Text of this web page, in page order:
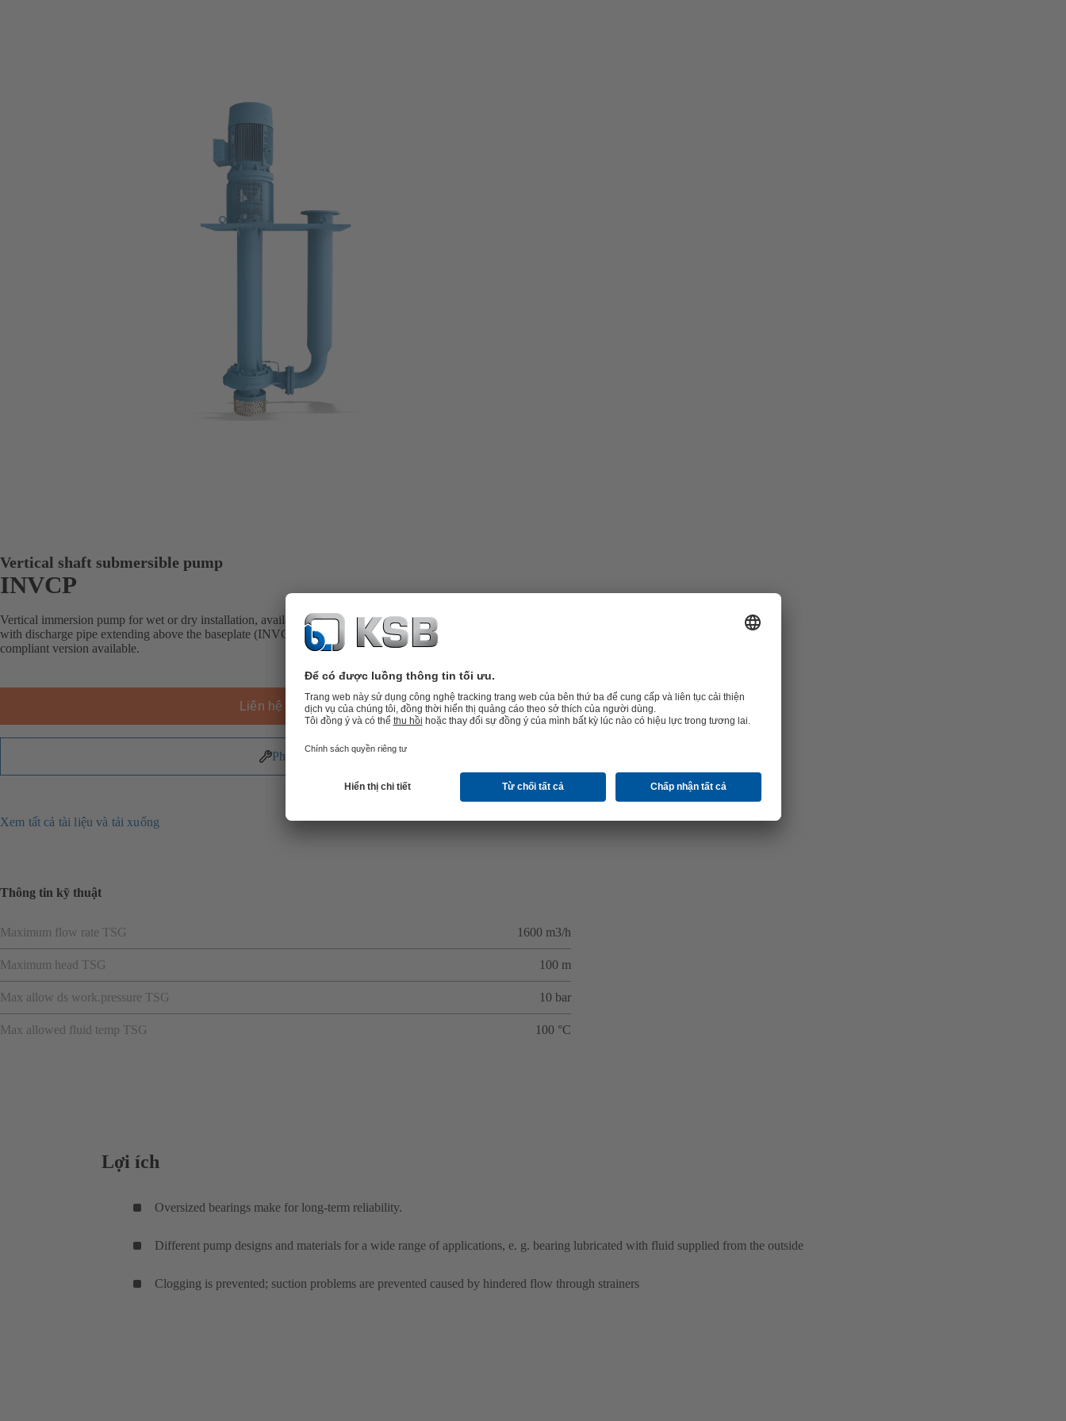
Vertical shaft submersible pump
INVCP
Vertical immersion pump for wet or dry installation, available with closed or semi-open impeller. Supplied
with discharge pipe extending above the baseplate (INVCP) or without discharge pipe (INVCN). ATEX-
compliant version available.
Liên hệ KSB
Phụ tùng
Xem tất cả tài liệu và tải xuống
Thông tin kỹ thuật
Maximum flow rate TSG 1600 m3/h
Maximum head TSG 100 m
Max allow ds work.pressure TSG 10 bar
Max allowed fluid temp TSG 100 °C
Lợi ích
Oversized bearings make for long-term reliability.
Different pump designs and materials for a wide range of applications, e. g. bearing lubricated with fluid supplied from the outside
Clogging is prevented; suction problems are prevented caused by hindered flow through strainers